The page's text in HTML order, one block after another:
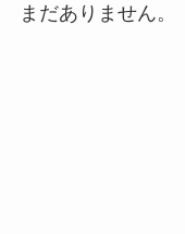
まだありません。